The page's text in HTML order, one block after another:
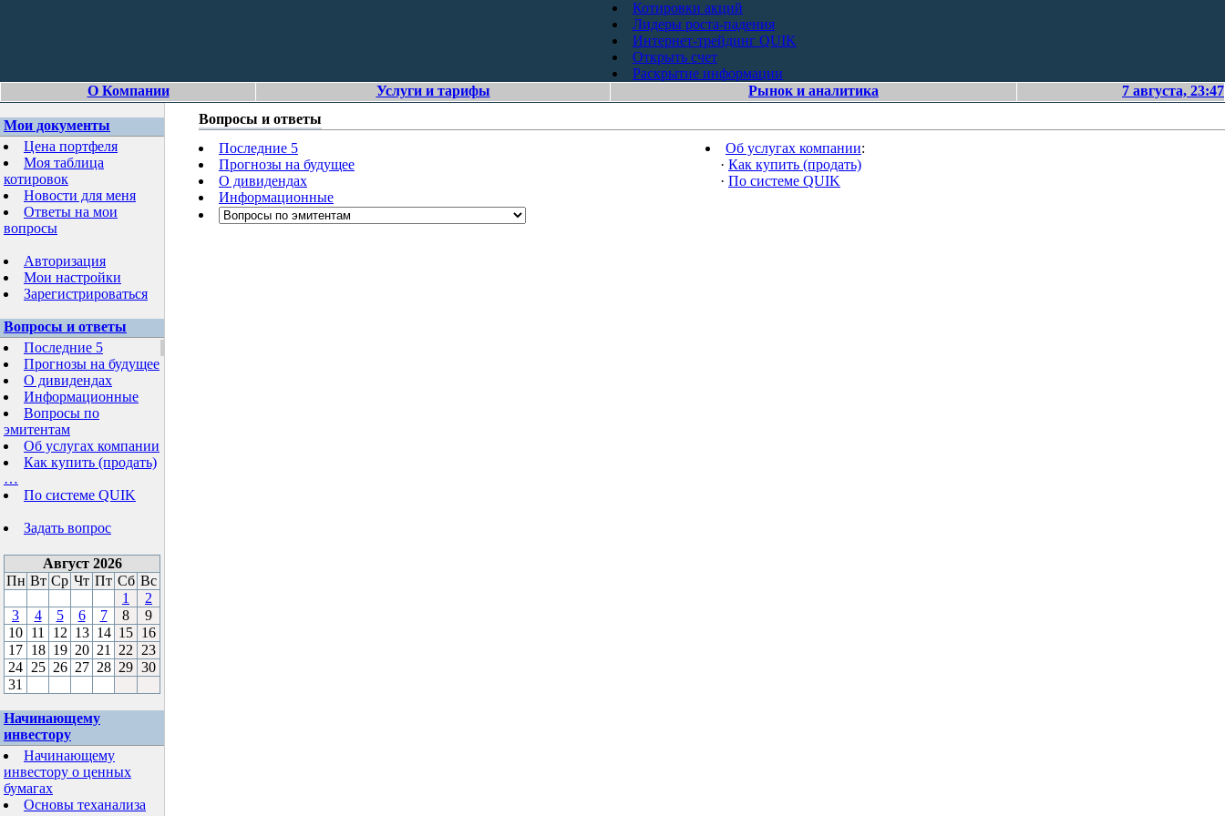
Котировки акций
Лидеры роста-падения
Интернет-трейдинг QUIK
Открыть счет
Раскрытие информации
О Компании
Услуги и тарифы Рынок и аналитика 7 августа, 23:47
Мои документы
Цена портфеля
Моя таблица
котировок
Новости для меня
Ответы на мои
вопросы
Авторизация
Мои настройки
Зарегистрироваться
Вопросы и ответы
Последние 5
Прогнозы на будущее
О дивидендах
Информационные
Вопросы по
эмитентам
Об услугах компании
Как купить (продать)
…
По системе QUIK
Задать вопрос
Август 2026
Пн Вт Ср Чт Пт Сб Вс
1
2
3
4 5 6 7 8
9
10 11 12 13 14 15 16
17 18 19 20 21 22
23
24 25 26 27 28 29 30
31
Начинающему
инвестору
Начинающему
инвестору о ценных
бумагах
Основы теханализа
Вопросы и ответы
Последние 5
Прогнозы на будущее
О дивидендах
Информационные
Об услугах компании:
· Как купить (продать)
· По системе QUIK